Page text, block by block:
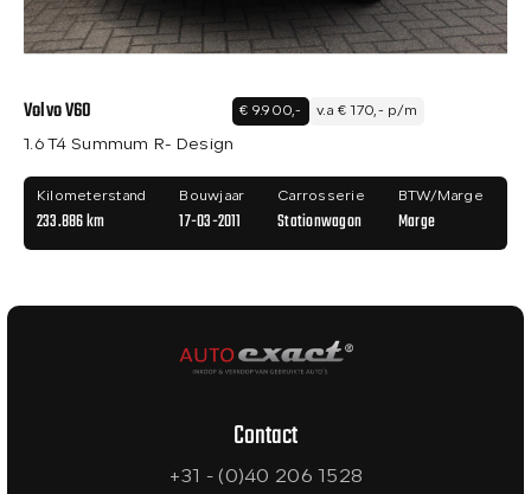
Volvo V60 € 9.900,- v.a € 170,- p/m
1.6 T4 Summum R- Design
Kilometerstand
233.886 km
Bouwjaar
17-03-2011
Carrosserie
Stationwagon
BTW/Marge
Marge
Contact
+31 - (0)40 206 1528